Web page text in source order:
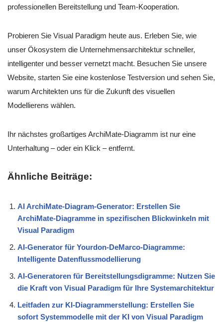
professionellen Bereitstellung und Team-Kooperation.
Probieren Sie Visual Paradigm heute aus. Erleben Sie, wie
unser Ökosystem die Unternehmensarchitektur schneller,
intelligenter und besser vernetzt macht. Besuchen Sie unsere
Website, starten Sie eine kostenlose Testversion und sehen Sie,
warum Architekten uns für die Zukunft des visuellen
Modellierens wählen.
Ihr nächstes großartiges ArchiMate-Diagramm ist nur eine
Unterhaltung – oder ein Klick – entfernt.
Ähnliche Beiträge:
AI ArchiMate-Diagram-Generator: Erstellen Sie
ArchiMate-Diagramme in spezifischen Blickwinkeln mit
Visual Paradigm
AI-Generator für Yourdon-DeMarco-Diagramme:
Intelligente Datenflussmodellierung
AI-Generatoren für Bereitstellungsdigramme: Nutzen Sie
die Kraft von Visual Paradigm für Ihre Systemarchitektur
Leitfaden zur KI-Diagrammerstellung: Erstellen Sie
sofort Systemmodelle mit der KI von Visual Paradigm